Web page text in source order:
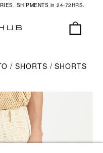
SHIPMENTS in 24-72HRS.
SHORTS SHORTS